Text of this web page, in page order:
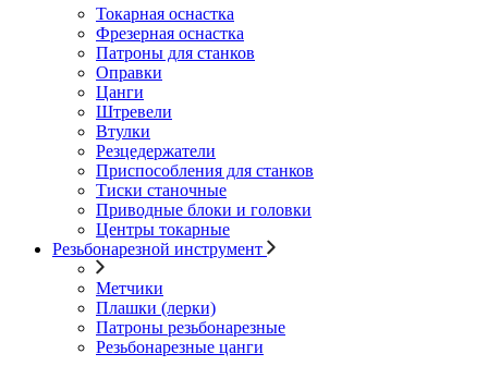
Токарная оснастка
Фрезерная оснастка
Патроны для станков
Оправки
Цанги
Штревели
Втулки
Резцедержатели
Приспособления для станков
Тиски станочные
Приводные блоки и головки
Центры токарные
Резьбонарезной инструмент
Метчики
Плашки (лерки)
Патроны резьбонарезные
Резьбонарезные цанги